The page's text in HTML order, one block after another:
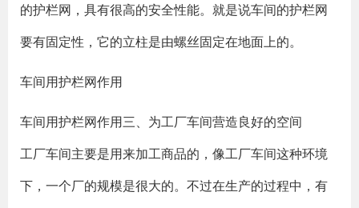
的护栏网，具有很高的安全性能。就是说车间的护栏网
要有固定性，它的立柱是由螺丝固定在地面上的。
车间用护栏网作用
车间用护栏网作用三、为工厂车间营造良好的空间
工厂车间主要是用来加工商品的，像工厂车间这种环境
下，一个厂的规模是很大的。不过在生产的过程中，有